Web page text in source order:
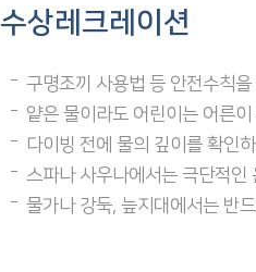
수상레크레이션
구명조끼 사용법 등 안전수칙을
얕은 물이라도 어린이는 어른
다이빙 전에 물의 깊이를 확인
스파나 사우나에서는 극단적인
물가나 강둑, 늪지대에서는 반